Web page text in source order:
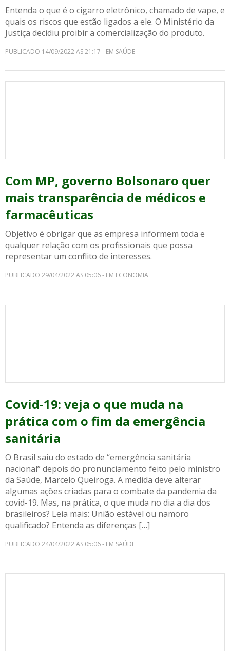
Entenda o que é o cigarro eletrônico, chamado de vape, e
quais os riscos que estão ligados a ele. O Ministério da
Justiça decidiu proibir a comercialização do produto.
PUBLICADO 14/09/2022 AS 21:17 - EM SAÚDE
Com MP, governo Bolsonaro quer
mais transparência de médicos e
farmacêuticas
Objetivo é obrigar que as empresa informem toda e
qualquer relação com os profissionais que possa
representar um conflito de interesses.
PUBLICADO 29/04/2022 AS 05:06 - EM ECONOMIA
Covid-19: veja o que muda na
prática com o fim da emergência
sanitária
O Brasil saiu do estado de “emergência sanitária
nacional” depois do pronunciamento feito pelo ministro
da Saúde, Marcelo Queiroga. A medida deve alterar
algumas ações criadas para o combate da pandemia da
covid-19. Mas, na prática, o que muda no dia a dia dos
brasileiros? Leia mais: União estável ou namoro
qualificado? Entenda as diferenças […]
PUBLICADO 24/04/2022 AS 05:06 - EM SAÚDE